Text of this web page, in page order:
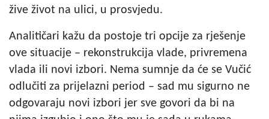
žive život na ulici, u prosvjedu.
Analitičari kažu da postoje tri opcije za rješenje
ove situacije – rekonstrukcija vlade, privremena
vlada ili novi izbori. Nema sumnje da će se Vučić
odlučiti za prijelazni period – sad mu sigurno ne
odgovaraju novi izbori jer sve govori da bi na